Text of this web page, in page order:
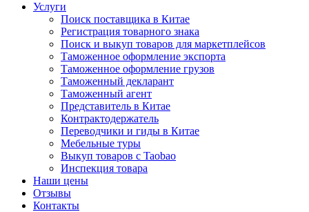
Услуги
Поиск поставщика в Китае
Регистрация товарного знака
Поиск и выкуп товаров для маркетплейсов
Таможенное оформление экспорта
Таможенное оформление грузов
Таможенный декларант
Таможенный агент
Представитель в Китае
Контрактодержатель
Переводчики и гиды в Китае
Мебельные туры
Выкуп товаров с Taobao
Инспекция товара
Наши цены
Отзывы
Контакты